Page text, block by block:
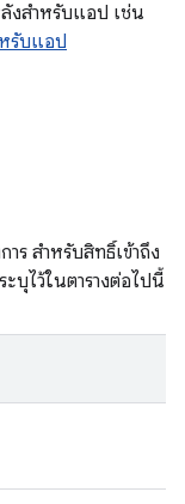
ลังสําหรับแอป เช่น
รับแอป
าร สำหรับสิทธิ์เข้าถึง
ไว้ในตารางต่อไปนี้